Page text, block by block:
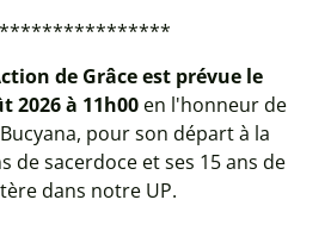
de Grâce est prévue le
2026 à 11h00en l'honneur de
pour son départ à la
de sacerdoce et ses 15 ans de
dans notre UP.